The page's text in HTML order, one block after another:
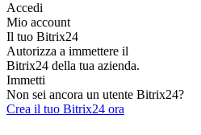
Accedi
Mio account
Il tuo Bitrix24
Autorizza a immettere il
Bitrix24 della tua azienda.
Immetti
Non sei ancora un utente Bitrix24?
Crea il tuo Bitrix24 ora